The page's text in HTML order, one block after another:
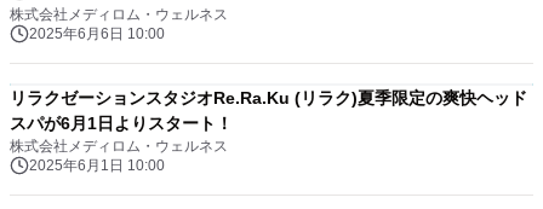
株式会社メディロム・ウェルネス
2025年6月6日 10:00
リラクゼーションスタジオRe.Ra.Ku (リラク)夏季限定の爽快ヘッド
スパが6月1日よりスタート！
株式会社メディロム・ウェルネス
2025年6月1日 10:00